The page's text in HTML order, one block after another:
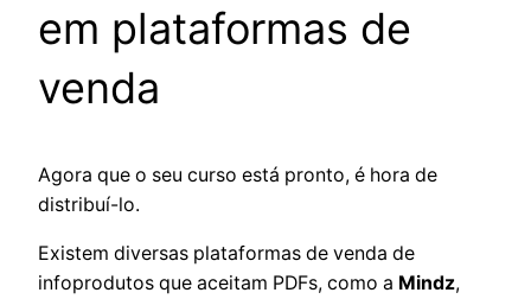
em plataformas de
venda
Agora que o seu curso está pronto, é hora de
distribuí-lo.
Existem diversas plataformas de venda de
infoprodutos que aceitam PDFs, como a Mindz,